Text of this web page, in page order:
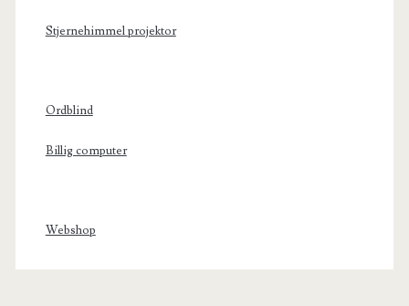
Stjernehimmel projektor
Ordblind
Billig computer
Webshop